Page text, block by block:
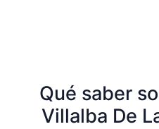
Qué saber
Villalba De